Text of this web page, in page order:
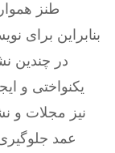
طنز
بنابراین برای
در چندین
یکنواختی و
نیز مجلات و
عمد